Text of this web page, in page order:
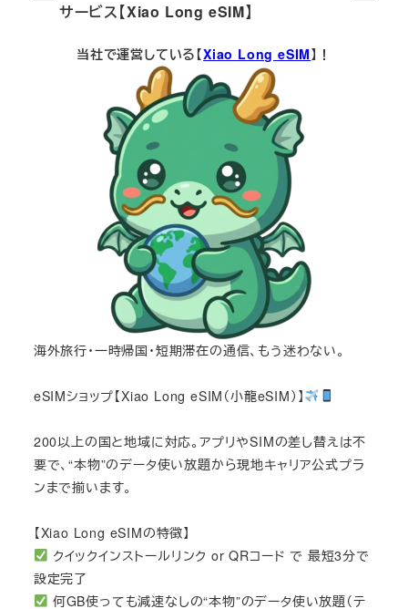
サービス【Xiao Long eSIM】
当社で運営している【Xiao Long eSIM】！
海外旅行・一時帰国・短期滞在の通信、もう迷わない。
eSIMショップ【Xiao Long eSIM（小龍eSIM）】
200以上の国と地域に対応。アプリやSIMの差し替えは不
要で、“本物”のデータ使い放題から現地キャリア公式プラ
ンまで揃います。
【Xiao Long eSIMの特徴】
クイックインストールリンク or QRコード で 最短3分で
設定完了
何GB使っても減速なしの“本物”のデータ使い放題（テ